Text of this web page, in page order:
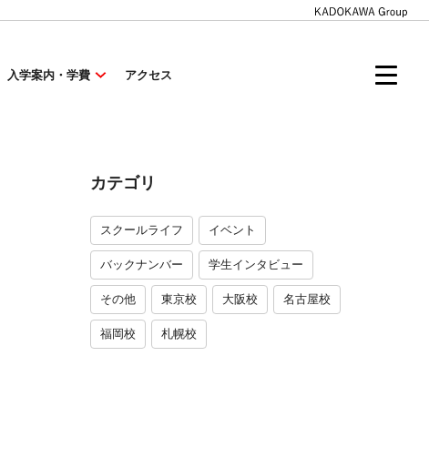
入学案内・学費 アクセス
カテゴリ
スクールライフ イベント
バックナンバー 学生インタビュー
その他 東京校 大阪校 名古屋校
福岡校 札幌校